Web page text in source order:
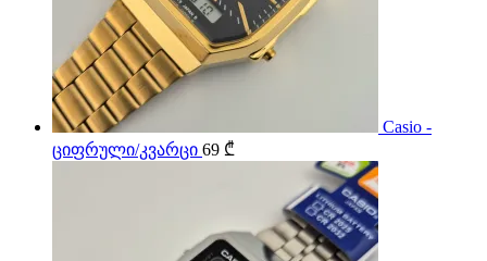
Casio -
ციფრული/კვარცი 69 ₾